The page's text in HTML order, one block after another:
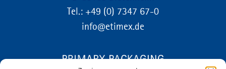
Tel.: +49 (0) 7347 67-0
info@etimex.de